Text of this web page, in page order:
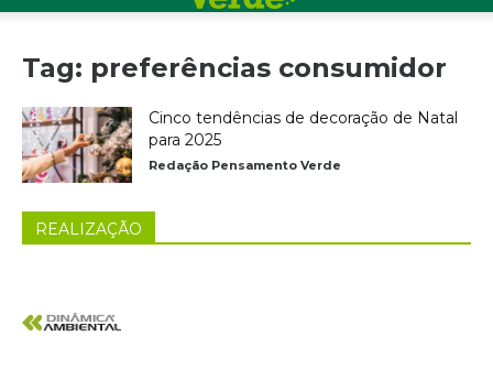
Tag: preferências consumidor
Cinco tendências de decoração de Natal
para 2025
Redação Pensamento Verde
REALIZAÇÃO